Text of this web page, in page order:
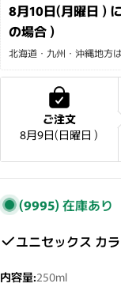
8月10日(月曜日 )
の場合 )
北海道・九州・沖縄地方
ご注文
8月9日(日曜日 )
(9995)在庫あり
ユニセックス カ
内容量:250ml